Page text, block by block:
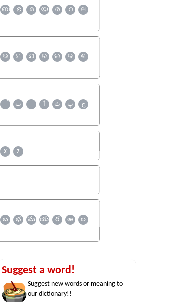
ബ ഭ മ യ ര റ
ല
ଭ ମ ଯ ର ଲ ଳ
ଶ
ٮ ٲ ٹ پ
چ
x z
బ భ మ య ర ఱ
ల
Suggest a word!
Suggest new words or meaning to
our dictionary!!